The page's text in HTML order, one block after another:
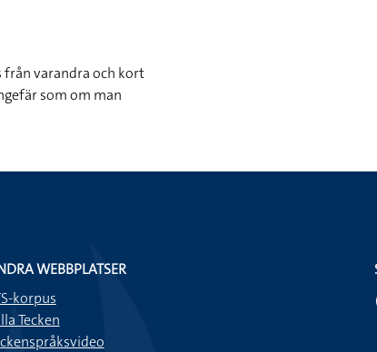
från varandra och kort
som om man
WEBBPLATSER
korpus
Tecken